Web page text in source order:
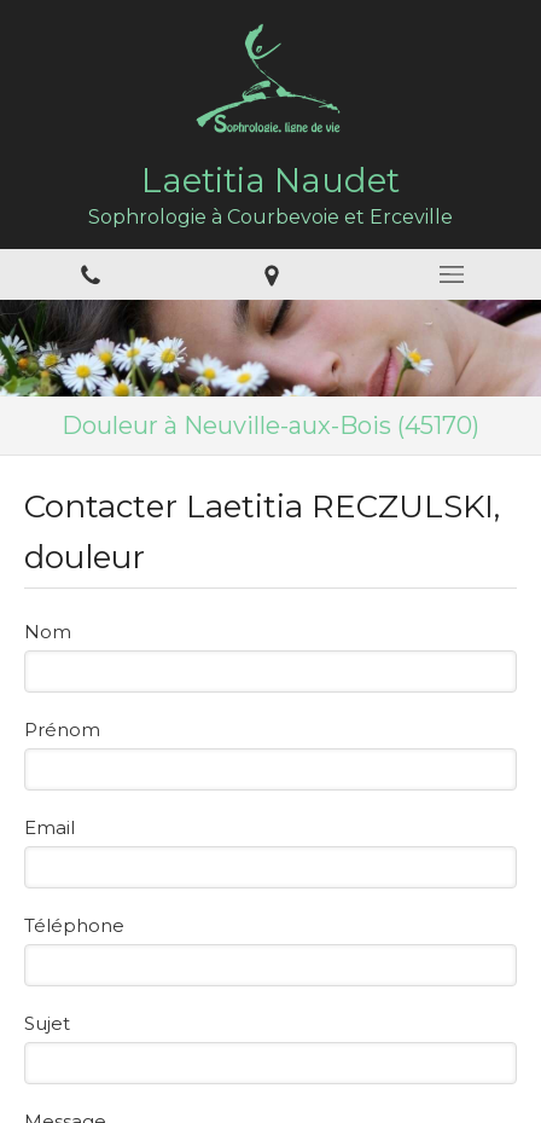
Laetitia Naudet
Sophrologie à Courbevoie et Erceville
Douleur à Neuville-aux-Bois (45170)
Contacter Laetitia RECZULSKI,
douleur
Nom
Prénom
Email
Téléphone
Sujet